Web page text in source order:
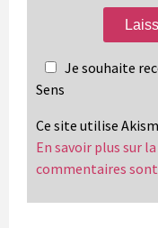
Je souhaite
Sens
Ce site utilise
En savoir plus sur
commentaires